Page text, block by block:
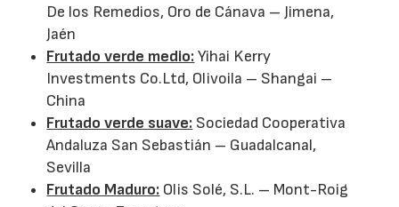
De los Remedios, Oro de Cánava – Jimena,
Jaén
Frutado verde medio: Yihai Kerry
Investments Co.Ltd, Olivoila – Shangai –
China
Frutado verde suave: Sociedad Cooperativa
Andaluza San Sebastián – Guadalcanal,
Sevilla
Frutado Maduro: Olis Solé, S.L. – Mont-Roig